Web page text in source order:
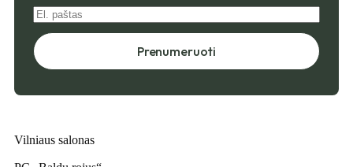
Prenumeruoti
Vilniaus salonas